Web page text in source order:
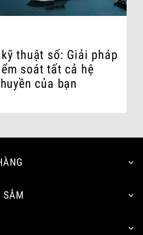
thuật số: Giải pháp
soát tất cả hệ
của bạn
SẮM